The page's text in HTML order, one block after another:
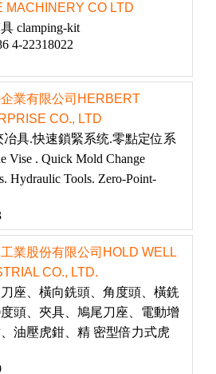
MACHINERY CO LTD
clamping-kit
4-22318022
業有限公司HERBERT
CO., LTD
冶具.快速鎖緊系统.零點定位系
Vise . Quick Mold Change
Hydraulic Tools. Zero-Point-
業股份有限公司HOLD WELL
CO., LTD.
座、橫向銑頭、角度頭、橫銑
頭、夾具、鳩尾刀座、電動增
油壓虎鉗、精 密型倍力式虎